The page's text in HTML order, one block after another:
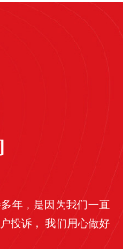
年，是因为我们一直
投诉， 我们用心做好